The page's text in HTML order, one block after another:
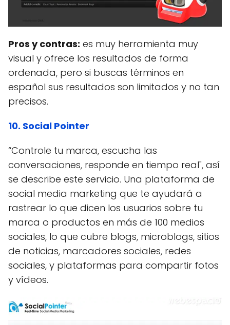
Pros y contras: es muy herramienta muy
visual y ofrece los resultados de forma
ordenada, pero si buscas términos en
español sus resultados son limitados y no tan
precisos.
10. Social Pointer
“Controle tu marca, escucha las
conversaciones, responde en tiempo real", así
se describe este servicio. Una plataforma de
social media marketing que te ayudará a
rastrear lo que dicen los usuarios sobre tu
marca o productos en más de 100 medios
sociales, lo que cubre blogs, microblogs, sitios
de noticias, marcadores sociales, redes
sociales, y plataformas para compartir fotos
y vídeos.